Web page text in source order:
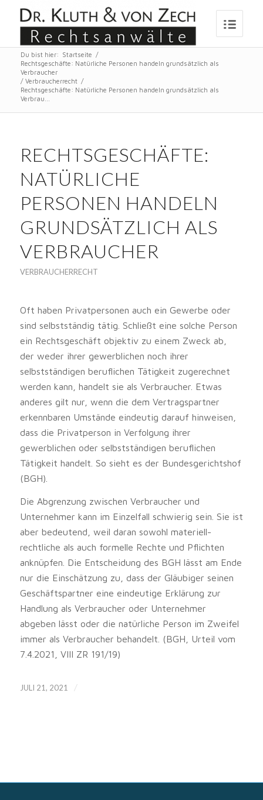
Du bist hier: Startseite
/
Rechtsgeschäfte: Natürliche Personen handeln grundsätzlich als
Verbraucher
/ Verbraucherrecht /
Rechtsgeschäfte: Natürliche Personen handeln grundsätzlich als
Verbrau...
RECHTSGESCHÄFTE:
NATÜRLICHE
PERSONEN HANDELN
GRUNDSÄTZLICH ALS
VERBRAUCHER
VERBRAUCHERRECHT
Oft haben Privatpersonen auch ein Gewerbe oder
sind selbstständig tätig. Schließt eine solche Person
ein Rechtsgeschäft objektiv zu einem Zweck ab,
der weder ihrer gewerblichen noch ihrer
selbstständigen beruflichen Tätigkeit zugerechnet
werden kann, handelt sie als Verbraucher. Etwas
anderes gilt nur, wenn die dem Vertragspartner
erkennbaren Umstände eindeutig darauf hinweisen,
dass die Privatperson in Verfolgung ihrer
gewerblichen oder selbstständigen beruflichen
Tätigkeit handelt. So sieht es der Bundesgerichtshof
(BGH).
Die Abgrenzung zwischen Verbraucher und
Unternehmer kann im Einzelfall schwierig sein. Sie ist
aber bedeutend, weil daran sowohl materiell-
rechtliche als auch formelle Rechte und Pflichten
anknüpfen. Die Entscheidung des BGH lässt am Ende
nur die Einschätzung zu, dass der Gläubiger seinen
Geschäftspartner eine eindeutige Erklärung zur
Handlung als Verbraucher oder Unternehmer
abgeben lässt oder die natürliche Person im Zweifel
immer als Verbraucher behandelt. (BGH, Urteil vom
7.4.2021, VIII ZR 191/19)
JULI 21, 2021 /